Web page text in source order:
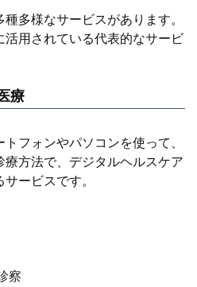
多様なサービスがあります。
活用されている代表的なサービ
療
フォンやパソコンを使って、
療方法で、デジタルヘルスケア
ービスです。
察